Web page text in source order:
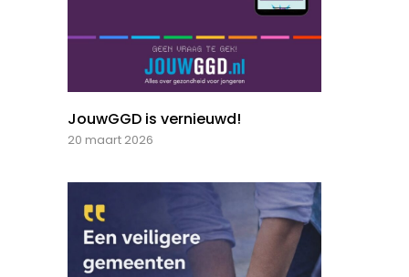
JouwGGD is vernieuwd!
20 maart 2026